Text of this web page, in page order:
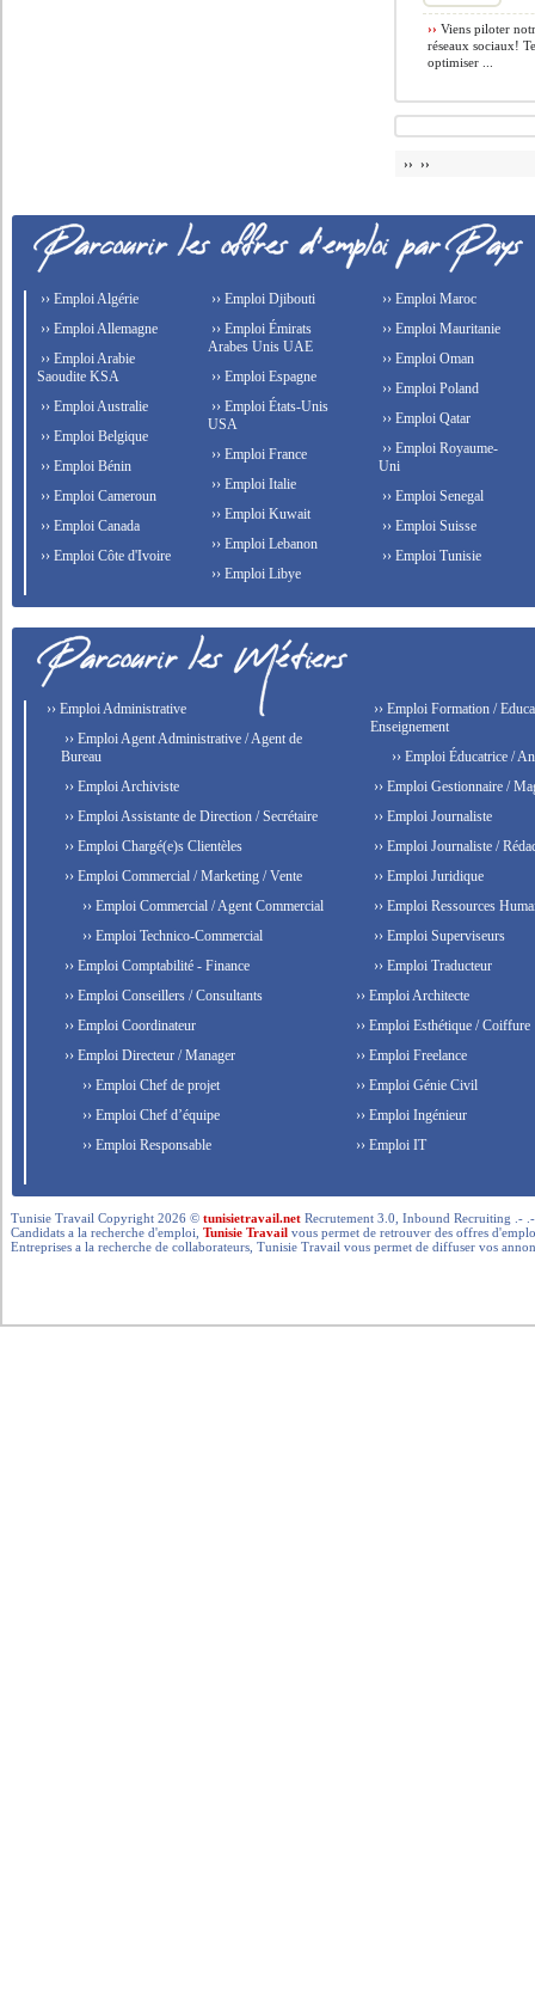
›› Viens piloter
réseaux sociaux!
optimiser ...
›› ››
›› Emploi Algérie
›› Emploi Allemagne
›› Emploi Arabie
Saoudite KSA
›› Emploi Australie
›› Emploi Belgique
›› Emploi Bénin
›› Emploi Cameroun
›› Emploi Canada
›› Emploi Côte d'Ivoire
›› Emploi Djibouti
›› Emploi Émirats
Arabes Unis UAE
›› Emploi Espagne
›› Emploi États-Unis
USA
›› Emploi France
›› Emploi Italie
›› Emploi Kuwait
›› Emploi Lebanon
›› Emploi Libye
›› Emploi Maroc
›› Emploi Mauritanie
›› Emploi Oman
›› Emploi Poland
›› Emploi Qatar
›› Emploi Royaume-
Uni
›› Emploi Senegal
›› Emploi Suisse
›› Emploi Tunisie
›› Emploi Administrative
›› Emploi Agent Administrative / Agent de
Bureau
›› Emploi Archiviste
›› Emploi Assistante de Direction / Secrétaire
›› Emploi Chargé(e)s Clientèles
›› Emploi Commercial / Marketing / Vente
›› Emploi Commercial / Agent Commercial
›› Emploi Technico-Commercial
›› Emploi Comptabilité - Finance
›› Emploi Conseillers / Consultants
›› Emploi Coordinateur
›› Emploi Directeur / Manager
›› Emploi Chef de projet
›› Emploi Chef d’équipe
›› Emploi Responsable
›› Emploi Formation /
Enseignement
›› Emploi Éducatrice /
›› Emploi Gestionnaire /
›› Emploi Journaliste
›› Emploi Journaliste /
›› Emploi Juridique
›› Emploi Ressources
›› Emploi Superviseurs
›› Emploi Traducteur
›› Emploi Architecte
›› Emploi Esthétique / Coiffure
›› Emploi Freelance
›› Emploi Génie Civil
›› Emploi Ingénieur
›› Emploi IT
Tunisie Travail Copyright 2026 ©tunisietravail.net Recrutement 3.0, Inbound Recruiting .-
Candidats a la recherche d'emploi,Tunisie Travail vous permet de retrouver des offres
Entreprises a la recherche de collaborateurs, Tunisie Travail vous permet de diffuser vos